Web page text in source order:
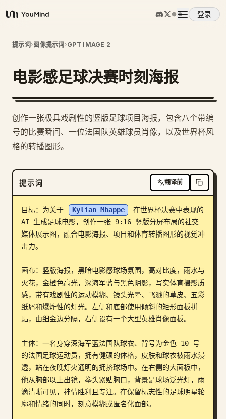
YouMind
登录
概览
使用案例
提示词
定价
下载
博客
更新
提示词› 图像提示词 ›GPT IMAGE 2
电影感足球决赛时刻海报
创作一张极具戏剧性的竖版足球项目海报，包含八个带编
号的比赛瞬间、一位法国队英雄球员肖像，以及世界杯风
格的转播图形。
提示词 翻译前
目标：为关于 Kylian Mbappe
在世界杯决赛中表现的
AI 生成足球电影，创作一张 9:16 竖版分屏布局的社交
媒体展示图，融合电影海报、项目和体育转播图形的视觉冲
击力。
画布：竖版海报，黑暗电影感球场氛围，高对比度，雨水与
火花，金橙色高光，深海军蓝与黑色阴影，写实体育摄影质
感，带有戏剧性的运动模糊、镜头光晕、飞溅的草皮、五彩
纸屑和爆炸性的灯光。左侧和底部使用倾斜的矩形面板拼
贴，由细金边分隔，右侧设有一个大型英雄肖像面板。
主体：一名身穿深海军蓝法国队球衣、背号为金色 10 号
的法国足球运动员，拥有健硕的体格，皮肤和球衣被雨水浸
透，站在夜晚灯火通明的拥挤球场中。在右侧的大面板中，
他从胸部以上出镜，拳头紧贴胸口，背景是球场泛光灯，雨
滴清晰可见，神情胜利且专注。在保留标志性的足球明星轮
廓和情绪的同时，刻意模糊或匿名化面部。